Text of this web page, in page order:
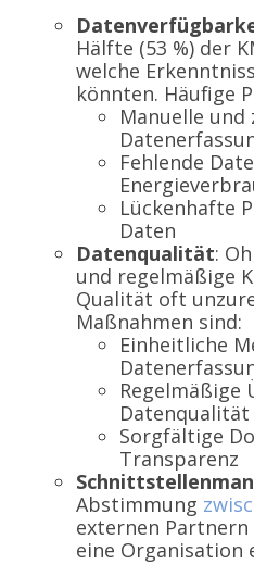
Hälfte (53 %) der
welche
könnten. Häufige
Manuelle
Fehlende
Lückenhafte
Daten
Datenqualität:
und regelmäßige
Qualität oft
Maßnahmen sind:
Einheitliche
Datenqualität
Sorgfältige
Transparenz
Abstimmung
externen
eine Organisation